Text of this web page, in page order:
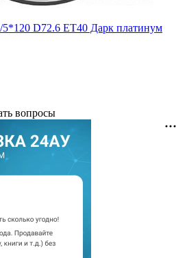
D72.6 ET40 Дарк платинум
вопросы